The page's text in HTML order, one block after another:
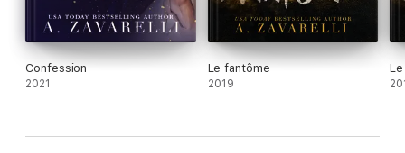
Confession
2021
Le fantôme
2019